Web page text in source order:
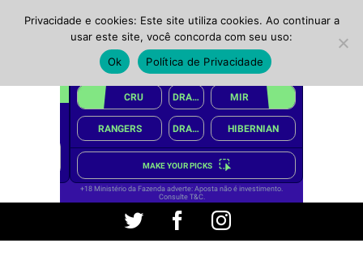
Twitter FacebookInstagram
Privacidade e cookies: Este site utiliza cookies. Ao continuar a
usar este site, você concorda com seu uso:
Ok
Política de Privacidade